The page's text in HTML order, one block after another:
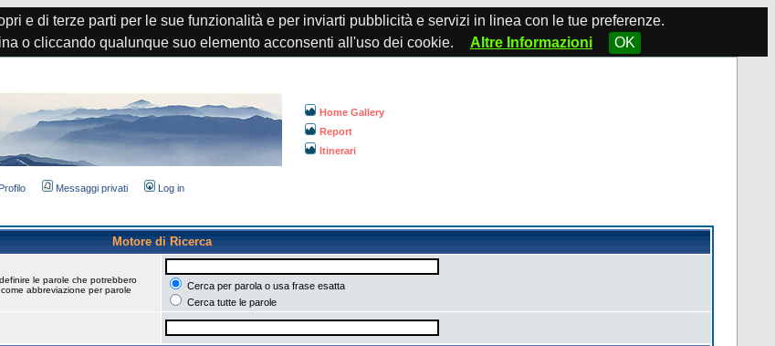
e di terze parti per le sue funzionalità e per inviarti pubblicità e servizi in linea con le tue preferenze.
o cliccando qualunque suo elemento acconsenti all'uso dei cookie.
Altre Informazioni OK
Home Gallery
Report
Itinerari
Profilo Messaggi privati Log in
Motore di Ricerca
le parole che potrebbero
abbreviazione per parole
Cerca per parola o usa frase esatta
Cerca tutte le parole